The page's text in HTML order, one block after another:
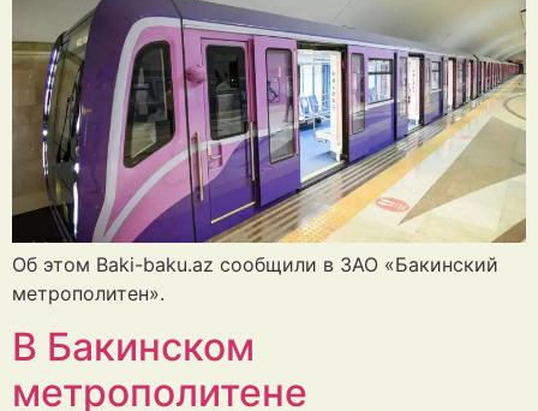
Об этом Baki-baku.az сообщили в ЗАО «Бакинский
метрополитен».
В Бакинском
метрополитене